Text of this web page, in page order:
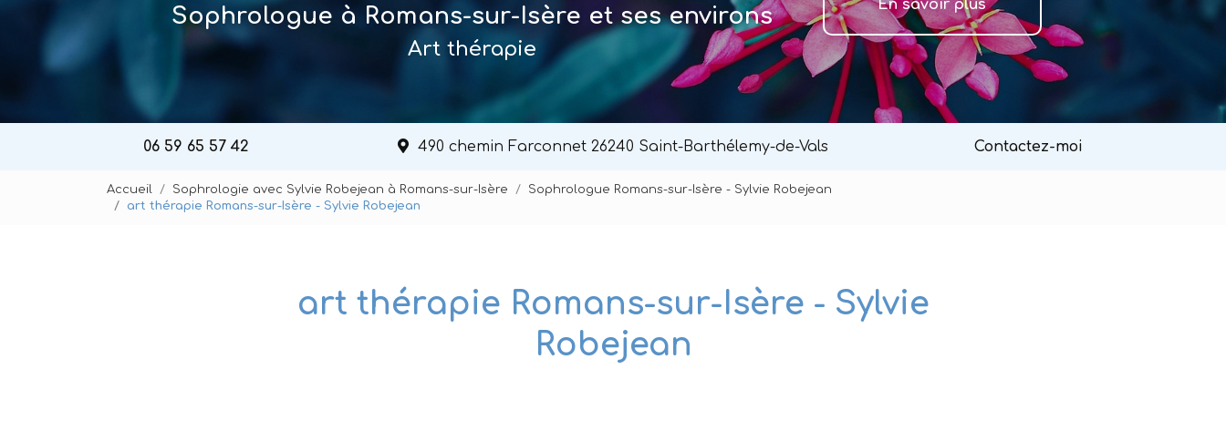
Sophrologue à Romans-sur-Isère et ses environs
Art thérapie
En savoir plus
06 59 65 57 42 490 chemin Farconnet 26240 Saint-Barthélemy-de-Vals Contactez-moi
Accueil Sophrologie avec Sylvie Robejean à Romans-sur-Isère
Sophrologue Romans-sur-Isère - Sylvie Robejean
art thérapie Romans-sur-Isère - Sylvie Robejean
art thérapie Romans-sur-Isère - Sylvie
Robejean